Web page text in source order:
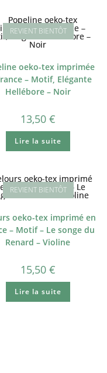
oeko-tex imprimée
– Motif, Elégante
Hellébore – Noir
13,50 €
Lire la suite
oeko-tex imprimé en
– Motif – Le songe du
Renard – Violine
15,50 €
Lire la suite